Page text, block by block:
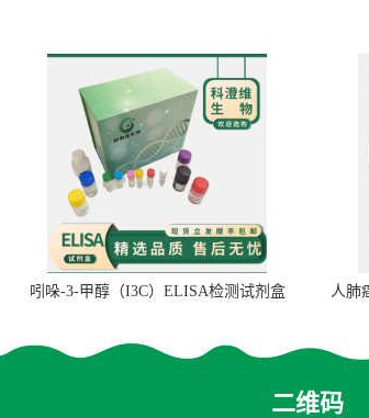
吲哚-3-甲醇（I3C）ELISA检测试剂盒
人肺
二维码